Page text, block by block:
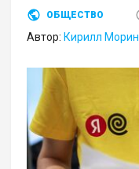
ОБЩЕСТВО
Автор: Кирилл Морин